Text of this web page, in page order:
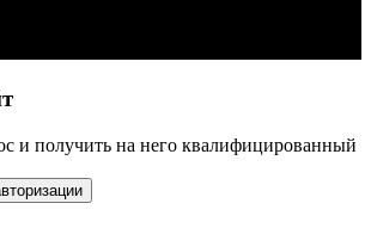
и получить на него квалифицированный